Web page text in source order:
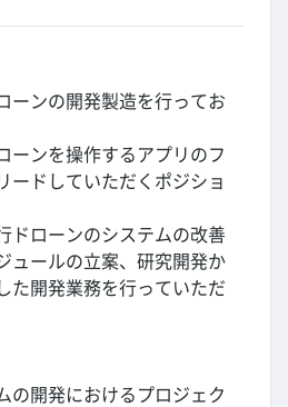
ーンの開発製造を行ってお
ーンを操作するアプリのフ
ードしていただくポジショ
ドローンのシステムの改善
ュールの立案、研究開発か
た開発業務を行っていただ
の開発におけるプロジェク